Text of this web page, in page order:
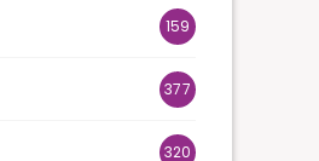
159
377
320